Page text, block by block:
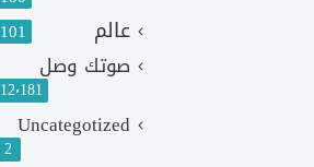
عالم 101
صوتك وصل
12٬181
Uncategotized
2